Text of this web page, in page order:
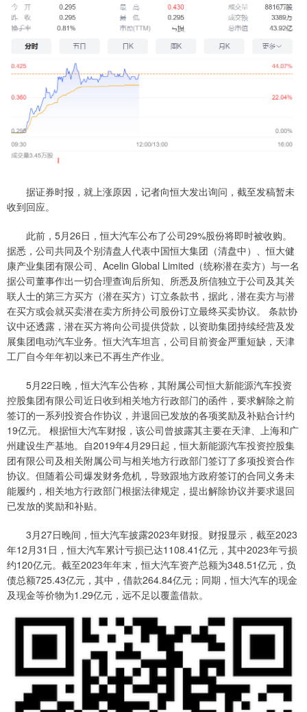
据证券时报，就上涨原因，记者向恒大发出询问，截至发稿暂未
收到回应。
此前，5月26日，恒大汽车公布了公司29%股份将即时被收购。
据悉，公司共同及个别清盘人代表中国恒大集团（清盘中）、恒大健
康产业集团有限公司、Acelin Global Limited（统称潜在卖方）与一名
据公司董事作出一切合理查询后所知、所悉及所信独立于公司及其关
联人士的第三方买方（潜在买方）订立条款书，据此，潜在卖方与潜
在买方或会就买卖潜在卖方所持公司股份订立最终买卖协议。 条款协
议中还透露，潜在买方将向公司提供贷款，以资助集团持续经营及发
展集团电动汽车业务。恒大汽车坦言，公司目前资金严重短缺，天津
工厂自今年年初以来已不再生产作业。
5月22日晚，恒大汽车公告称，其附属公司恒大新能源汽车投资
控股集团有限公司近日收到相关地方行政部门的函件，要求解除之前
签订的一系列投资合作协议，并退回已发放的各项奖励及补贴合计约
19亿元。 根据恒大汽车财报，该公司曾披露其主要在天津、上海和广
州建设生产基地。自2019年4月29日起，恒大新能源汽车投资控股集
团有限公司及相关附属公司与相关地方行政部门签订了多项投资合作
协议。但随着公司爆发财务危机，导致跟地方政府签订的合同义务未
能履约，相关地方行政部门根据法律规定，提出解除协议并要求退回
已发放的奖励和补贴。
3月27日晚间，恒大汽车披露2023年财报。财报显示，截至2023
年12月31日，恒大汽车累计亏损已达1108.41亿元，其中2023年亏损
约120亿元。截至2023年年末，恒大汽车资产总额为348.51亿元，负
债总额725.43亿元，其中，借款264.84亿元；同期，恒大汽车的现金
及现金等价物为1.29亿元，远不足以覆盖借款。